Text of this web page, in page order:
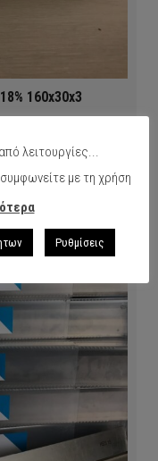
160x30x3
λειτουργίες...
με τη χρήση
Ρυθμίσεις